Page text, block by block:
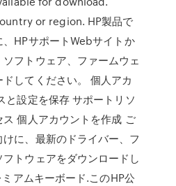
or region. HP製品で
HPサポートWebサイトか
フトウェア、ファームウェ
してください。 個人アカ
と設定を保存 サポートリソ
個人アカウントを作成 ご
に、最新のドライバー、フ
トウェアをダウンロードし
アムキーボード.このHP公